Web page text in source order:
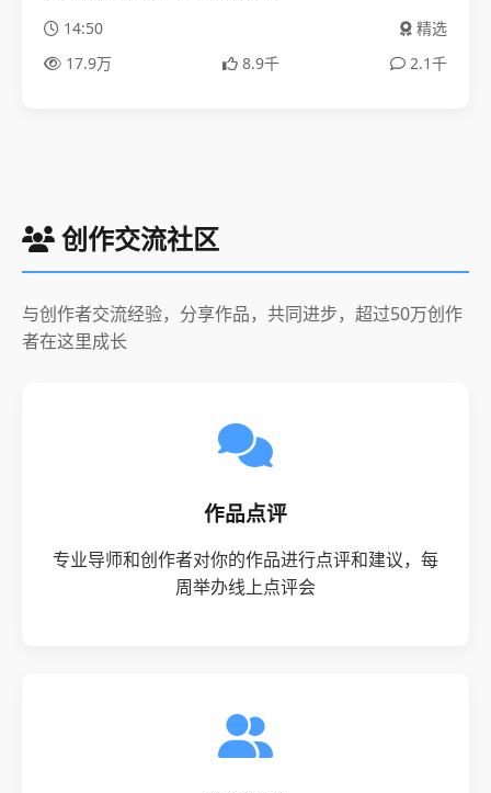
14:50
精选
17.9万
8.9千 2.1千
创作交流社区
与创作者交流经验，分享作品，共同进步，超过50万创作
者在这里成长
作品点评
专业导师和创作者对你的作品进行点评和建议，每
周举办线上点评会